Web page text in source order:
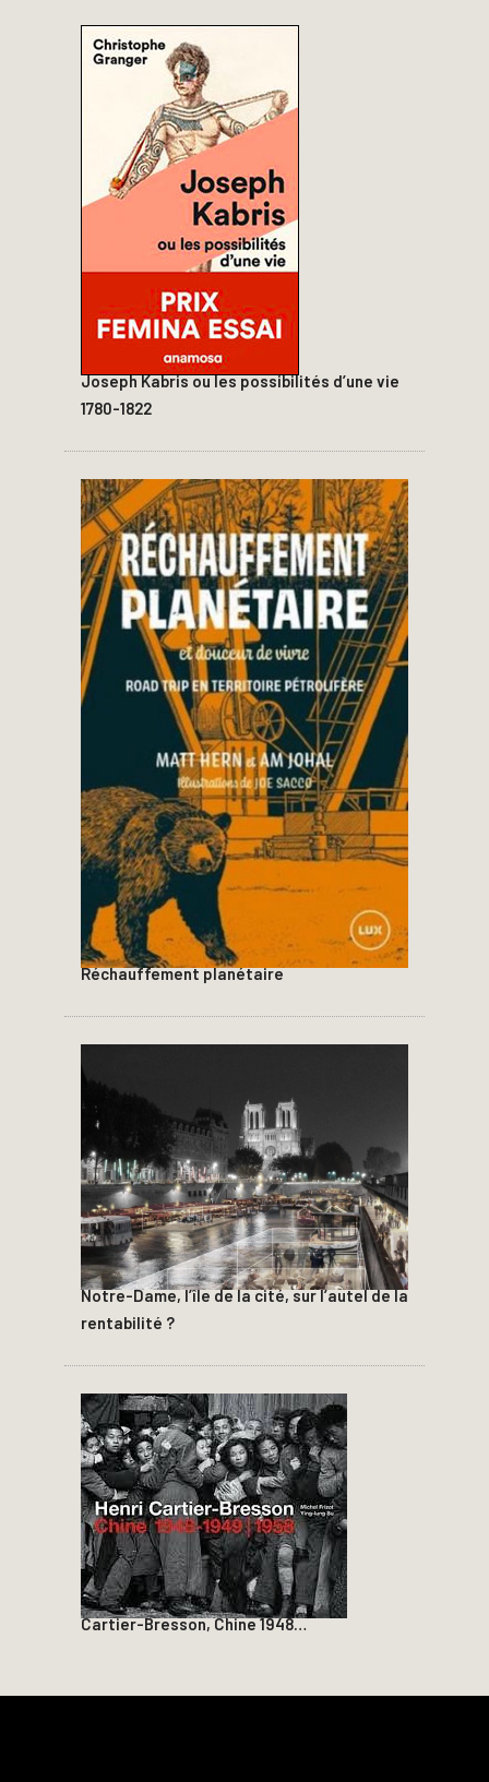
Joseph Kabris ou les possibilités d’une vie
1780-1822
Réchauffement planétaire
Notre-Dame, l’île de la cité, sur l’autel de la
rentabilité ?
Cartier-Bresson, Chine 1948…